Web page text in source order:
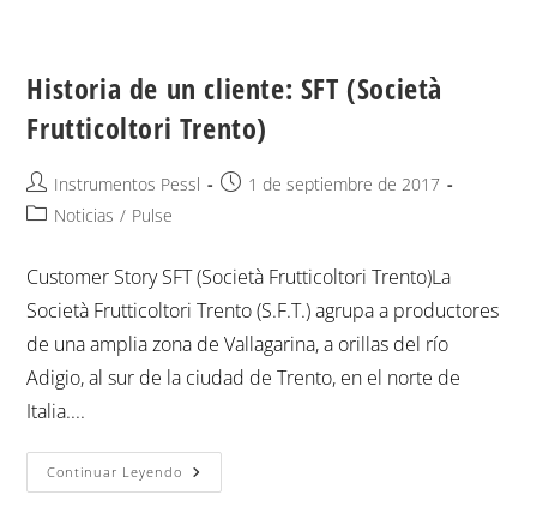
Historia de un cliente: SFT (Società
Frutticoltori Trento)
Instrumentos Pessl
1 de septiembre de 2017
Noticias / Pulse
Customer Story SFT (Società Frutticoltori Trento)La
Società Frutticoltori Trento (S.F.T.) agrupa a productores
de una amplia zona de Vallagarina, a orillas del río
Adigio, al sur de la ciudad de Trento, en el norte de
Italia....
Continuar Leyendo